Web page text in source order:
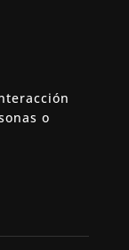
o